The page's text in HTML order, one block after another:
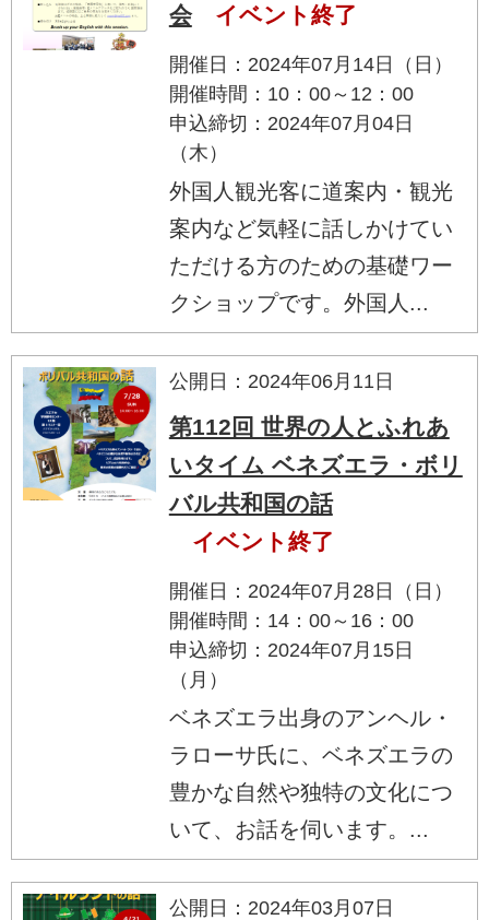
会
イベント終了
開催日：2024年07月14日（日）
開催時間：10：00～12：00
申込締切：2024年07月04日
（木）
外国人観光客に道案内・観光
案内など気軽に話しかけてい
ただける方のための基礎ワー
クショップです。外国人...
公開日：2024年06月11日
第112回 世界の人とふれあ
いタイム ベネズエラ・ボリ
バル共和国の話
イベント終了
開催日：2024年07月28日（日）
開催時間：14：00～16：00
申込締切：2024年07月15日
（月）
ベネズエラ出身のアンヘル・
ラローサ氏に、ベネズエラの
豊かな自然や独特の文化につ
いて、お話を伺います。...
公開日：2024年03月07日